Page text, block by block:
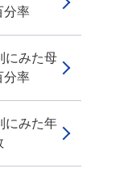
分率
にみた母
分率
にみた年